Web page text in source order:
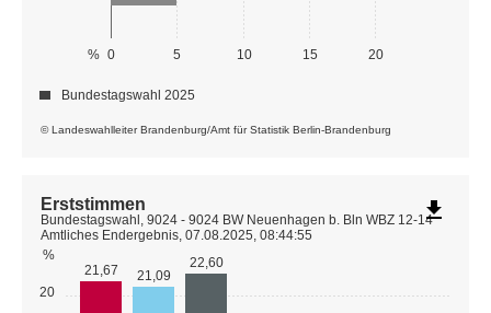
0 5 10 15 20
%
© Landeswahlleiter Brandenburg/Amt für Statistik Berlin-Brandenburg
Bundestagswahl 2025
20
%
21,67 21,09
22,60
Erststimmen
Bundestagswahl, 9024 - 9024 BW Neuenhagen b. Bln WBZ 12-14
Amtliches Endergebnis, 07.08.2025, 08:44:55
file_download